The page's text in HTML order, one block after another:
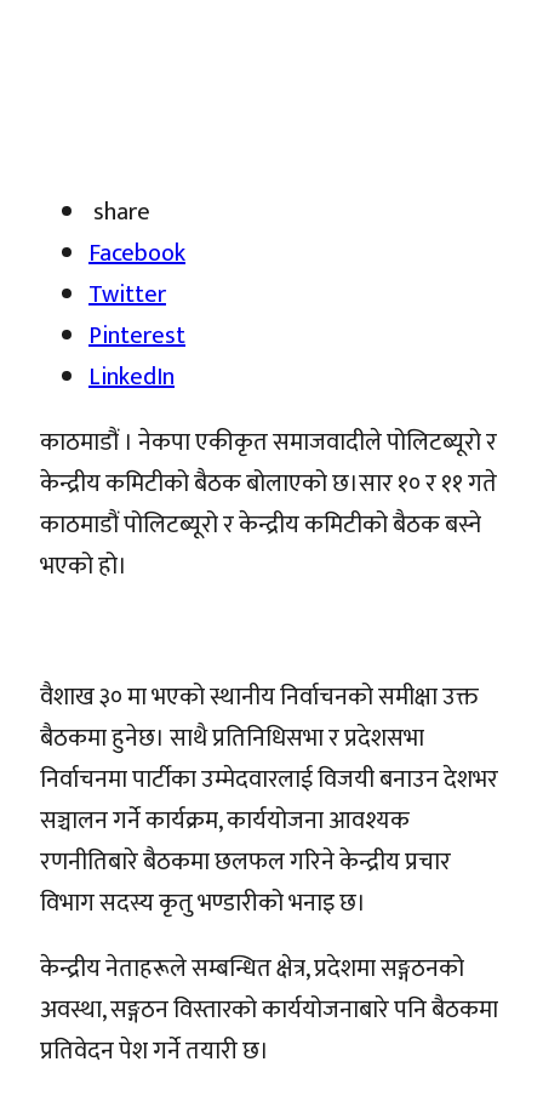
share
Facebook
Twitter
Pinterest
LinkedIn
काठमाडौं । नेकपा एकीकृत समाजवादीले पोलिटब्यूरो र
केन्द्रीय कमिटीको बैठक बोलाएको छ।सार १० र ११ गते
काठमाडौं पोलिटब्यूरो र केन्द्रीय कमिटीको बैठक बस्ने
भएको हो।
वैशाख ३० मा भएको स्थानीय निर्वाचनको समीक्षा उक्त
बैठकमा हुनेछ। साथै प्रतिनिधिसभा र प्रदेशसभा
निर्वाचनमा पार्टीका उम्मेदवारलाई विजयी बनाउन देशभर
सञ्चालन गर्ने कार्यक्रम, कार्ययोजना आवश्यक
रणनीतिबारे बैठकमा छलफल गरिने केन्द्रीय प्रचार
विभाग सदस्य कृतु भण्डारीको भनाइ छ।
केन्द्रीय नेताहरूले सम्बन्धित क्षेत्र, प्रदेशमा सङ्गठनको
अवस्था, सङ्गठन विस्तारको कार्ययोजनाबारे पनि बैठकमा
प्रतिवेदन पेश गर्ने तयारी छ।